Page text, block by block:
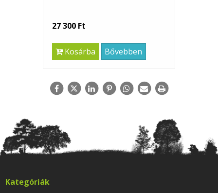
27 300 Ft
Kosárba Bővebben
Kategóriák